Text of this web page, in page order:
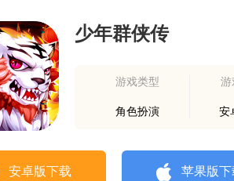
少年群侠传
游戏类型
角色扮演
游
安
安卓版下载 苹果版下